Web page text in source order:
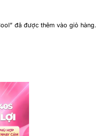
đã được thêm vào giỏ hàng.